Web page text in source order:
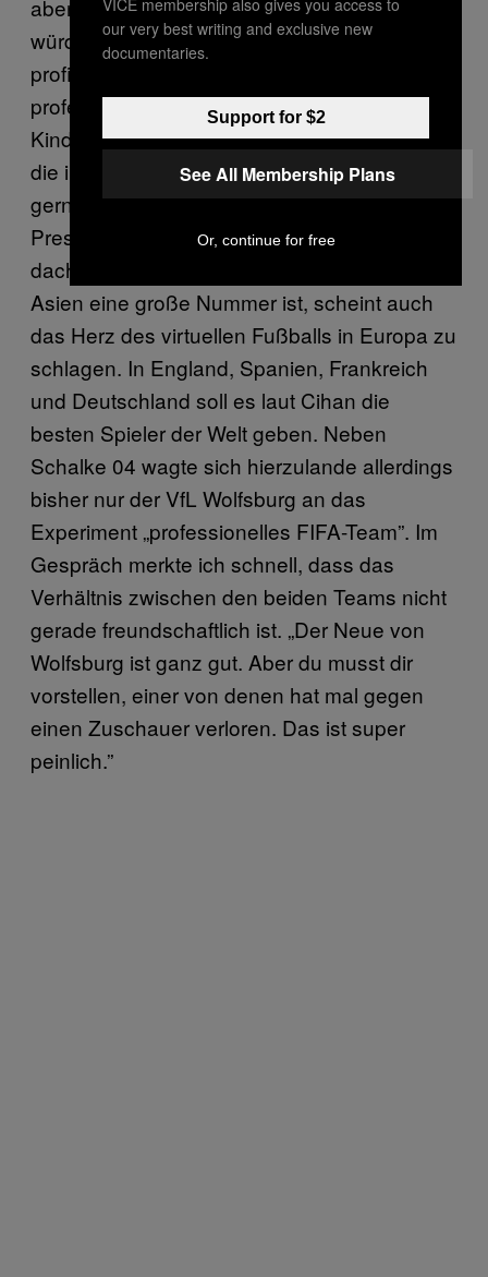
aber der ist wiederum richtig gut… Generell
würden wir von jedem großen Team
profitieren, das einsteigt.” FIFA steht im
professionellen Bereich noch in den
Kinderschuhen. Deshalb werden dort auch
die im Profifußball verhassten Scheichclubs
gerne gesehen, da sie zum steigenden
Prestige beitragen. Während ich immer
dachte, dass professionelles Gaming eher in
Asien eine große Nummer ist, scheint auch
das Herz des virtuellen Fußballs in Europa zu
schlagen. In England, Spanien, Frankreich
und Deutschland soll es laut Cihan die
besten Spieler der Welt geben. Neben
Schalke 04 wagte sich hierzulande allerdings
bisher nur der VfL Wolfsburg an das
Experiment „professionelles FIFA-Team”. Im
Gespräch merkte ich schnell, dass das
Verhältnis zwischen den beiden Teams nicht
gerade freundschaftlich ist. „Der Neue von
Wolfsburg ist ganz gut. Aber du musst dir
vorstellen, einer von denen hat mal gegen
einen Zuschauer verloren. Das ist super
peinlich.”
our very best writing and exclusive new
documentaries.
Support for $2
See All Membership Plans
Or, continue for free